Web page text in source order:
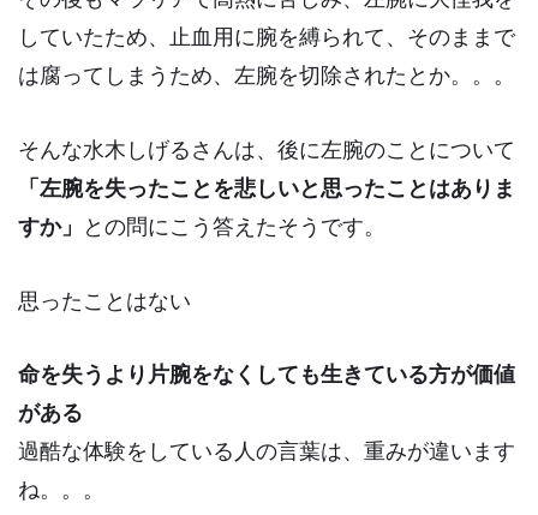
していたため、止血用に腕を縛られて、そのままで
は腐ってしまうため、 左腕を切除されたとか。。。
そんな水木しげるさんは、後に左腕のことについて
「左腕を失ったことを悲しいと思ったことはありま
すか」 との問にこう答えたそうです。
思ったことはない
命を失うより片腕をなくしても生きている方が価値
がある
過酷な体験をしている人の言葉は、重みが違います
ね。。。